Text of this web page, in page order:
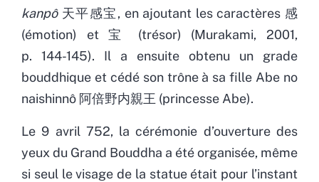
kanpô天平感宝, en ajoutant les caractères 感
(émotion) et 宝 (trésor) (Murakami, 2001,
p. 144-145). Il a ensuite obtenu un grade
bouddhique et cédé son trône à sa fille Abe no
naishinnô 阿倍野内親王 (princesse Abe).
Le 9 avril 752, la cérémonie d’ouverture des
yeux du Grand Bouddha a été organisée, même
si seul le visage de la statue était pour l’instant